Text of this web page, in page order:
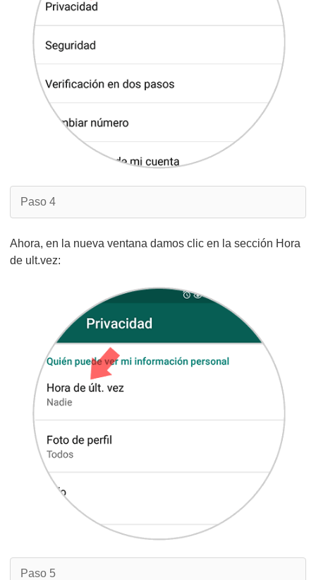
Paso 4
Ahora, en la nueva ventana damos clic en la sección Hora
de ult.vez:
Paso 5